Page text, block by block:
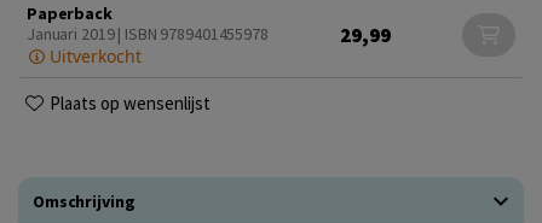
Paperback
Januari 2019 | ISBN 9789401455978
Uitverkocht
29,99
Plaats op wensenlijst
Omschrijving